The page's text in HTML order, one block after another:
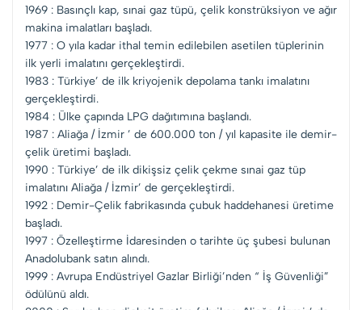
1969 : Basınçlı kap, sınai gaz tüpü, çelik konstrüksiyon ve ağır
makina imalatları başladı.
1977 : O yıla kadar ithal temin edilebilen asetilen tüplerinin
ilk yerli imalatını gerçekleştirdi.
1983 : Türkiye’ de ilk kriyojenik depolama tankı imalatını
gerçekleştirdi.
1984 : Ülke çapında LPG dağıtımına başlandı.
1987 : Aliağa / İzmir ’ de 600.000 ton / yıl kapasite ile demir-
çelik üretimi başladı.
1990 : Türkiye’ de ilk dikişsiz çelik çekme sınai gaz tüp
imalatını Aliağa / İzmir’ de gerçekleştirdi.
1992 : Demir-Çelik fabrikasında çubuk haddehanesi üretime
başladı.
1997 : Özelleştirme İdaresinden o tarihte üç şubesi bulunan
Anadolubank satın alındı.
1999 : Avrupa Endüstriyel Gazlar Birliği’nden “ İş Güvenliği”
ödülünü aldı.